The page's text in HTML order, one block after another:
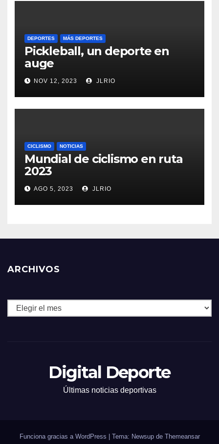
DEPORTES MÁS DEPORTES
Pickleball, un deporte en
auge
NOV 12, 2023 JLRIO
CICLISMO NOTICIAS
Mundial de ciclismo en ruta
2023
AGO 5, 2023 JLRIO
ARCHIVOS
Archivos
Digital Deporte
Últimas noticias deportivas
Funciona gracias a WordPress Tema: Newsup de Themeansar